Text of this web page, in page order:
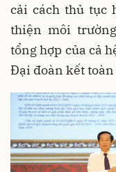
cải cách thủ tục
thiện môi
tổng hợp của cả
Đại đoàn kết